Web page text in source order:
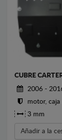
CUBRE
2006 -
motor, caja
3 mm
Añadir a la